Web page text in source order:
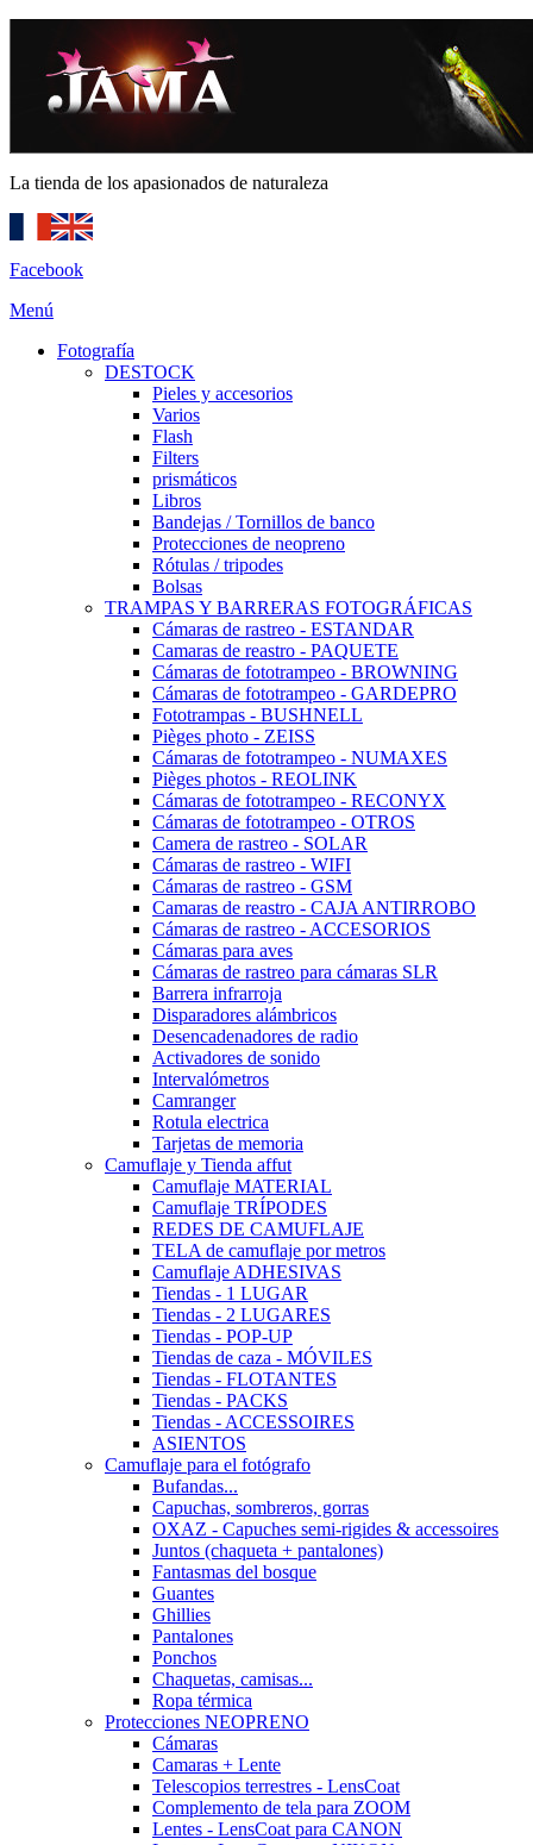
La tienda de los apasionados de naturaleza
Facebook
Menú
Fotografía
DESTOCK
Pieles y accesorios
Varios
Flash
Filters
prismáticos
Libros
Bandejas / Tornillos de banco
Protecciones de neopreno
Rótulas / tripodes
Bolsas
TRAMPAS Y BARRERAS FOTOGRÁFICAS
Cámaras de rastreo - ESTANDAR
Camaras de reastro - PAQUETE
Cámaras de fototrampeo - BROWNING
Cámaras de fototrampeo - GARDEPRO
Fototrampas - BUSHNELL
Pièges photo - ZEISS
Cámaras de fototrampeo - NUMAXES
Pièges photos - REOLINK
Cámaras de fototrampeo - RECONYX
Cámaras de fototrampeo - OTROS
Camera de rastreo - SOLAR
Cámaras de rastreo - WIFI
Cámaras de rastreo - GSM
Camaras de reastro - CAJA ANTIRROBO
Cámaras de rastreo - ACCESORIOS
Cámaras para aves
Cámaras de rastreo para cámaras SLR
Barrera infrarroja
Disparadores alámbricos
Desencadenadores de radio
Activadores de sonido
Intervalómetros
Camranger
Rotula electrica
Tarjetas de memoria
Camuflaje y Tienda affut
Camuflaje MATERIAL
Camuflaje TRÍPODES
REDES DE CAMUFLAJE
TELA de camuflaje por metros
Camuflaje ADHESIVAS
Tiendas - 1 LUGAR
Tiendas - 2 LUGARES
Tiendas - POP-UP
Tiendas de caza - MÓVILES
Tiendas - FLOTANTES
Tiendas - PACKS
Tiendas - ACCESSOIRES
ASIENTOS
Camuflaje para el fotógrafo
Bufandas...
Capuchas, sombreros, gorras
OXAZ - Capuches semi-rigides & accessoires
Juntos (chaqueta + pantalones)
Fantasmas del bosque
Guantes
Ghillies
Pantalones
Ponchos
Chaquetas, camisas...
Ropa térmica
Protecciones NEOPRENO
Cámaras
Camaras + Lente
Telescopios terrestres - LensCoat
Complemento de tela para ZOOM
Lentes - LensCoat para CANON